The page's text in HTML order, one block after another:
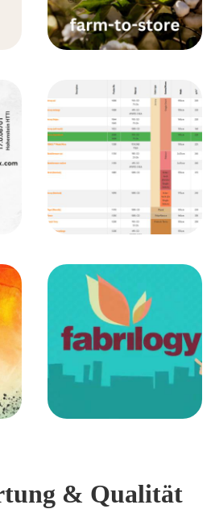
& Qualität